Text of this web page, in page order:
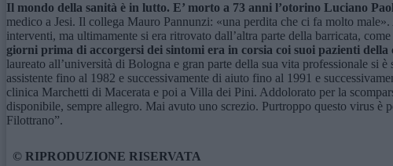
Il mondo della sanità è in lutto. E’ morto a 73 anni l’otorino Luciano
medico a Jesi. Il collega Mauro Pannunzi: «una perdita che ci fa molto
interventi, ma ultimamente si era ritrovato dall’altra parte della barricata,
giorni prima di accorgersi dei sintomi era in corsia coi suoi pazienti
laureato all’università di Bologna e gran parte della sua vita professionale
assistente fino al 1982 e successivamente di aiuto fino al 1991 e
clinica Marchetti di Macerata e poi a Villa dei Pini. Addolorato per la
disponibile, sempre allegro. Mai avuto uno screzio. Purtroppo questo virus
Filottrano”.
© RIPRODUZIONE RISERVATA